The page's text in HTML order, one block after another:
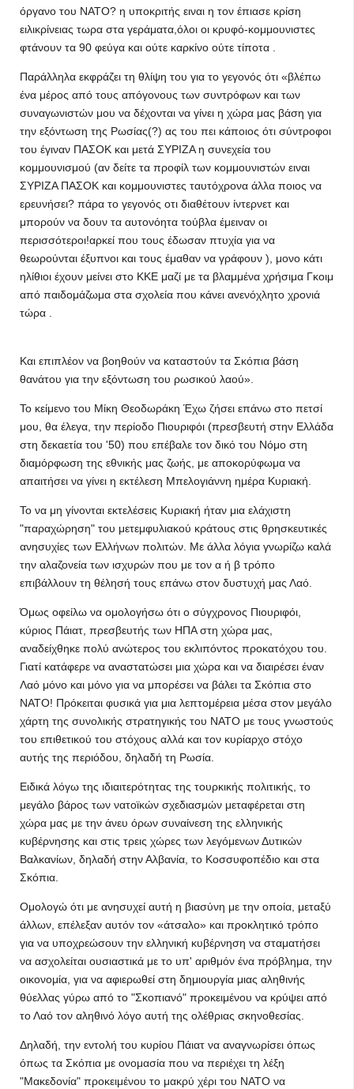
όργανο του ΝΑΤΟ? η υποκριτής ειναι η τον έπιασε κρίση
ειλικρίνειας τωρα στα γεράματα,όλοι οι κρυφό-κομμουνιστες
φτάνουν τα 90 φεύγα και ούτε καρκίνο ούτε τίποτα .
Παράλληλα εκφράζει τη θλίψη του για το γεγονός ότι «βλέπω
ένα μέρος από τους απόγονους των συντρόφων και των
συναγωνιστών μου να δέχονται να γίνει η χώρα μας βάση για
την εξόντωση της Ρωσίας(?) ας του πει κάποιος ότι σύντροφοι
του έγιναν ΠΑΣΟΚ και μετά ΣΥΡΙΖΑ η συνεχεία του
κομμουνισμού (αν δείτε τα προφίλ των κομμουνιστών ειναι
ΣΥΡΙΖΑ ΠΑΣΟΚ και κομμουνιστες ταυτόχρονα άλλα ποιος να
ερευνήσει? πάρα το γεγονός οτι διαθέτουν ίντερνετ και
μπορούν να δουν τα αυτονόητα τούβλα έμειναν οι
περισσότεροι!αρκεί που τους έδωσαν πτυχία για να
θεωρούνται έξυπνοι και τους έμαθαν να γράφουν ), μονο κάτι
ηλίθιοι έχουν μείνει στο ΚΚΕ μαζί με τα βλαμμένα χρήσιμα Γκοιμ
από παιδομάζωμα στα σχολεία που κάνει ανενόχλητο χρονιά
τώρα .
Και επιπλέον να βοηθούν να καταστούν τα Σκόπια βάση
θανάτου για την εξόντωση του ρωσικού λαού».
Το κείμενο του Μίκη Θεοδωράκη Έχω ζήσει επάνω στο πετσί
μου, θα έλεγα, την περίοδο Πιουριφόι (πρεσβευτή στην Ελλάδα
στη δεκαετία του '50) που επέβαλε τον δικό του Νόμο στη
διαμόρφωση της εθνικής μας ζωής, με αποκορύφωμα να
απαιτήσει να γίνει η εκτέλεση Μπελογιάννη ημέρα Κυριακή.
Το να μη γίνονται εκτελέσεις Κυριακή ήταν μια ελάχιστη
"παραχώρηση" του μετεμφυλιακού κράτους στις θρησκευτικές
ανησυχίες των Ελλήνων πολιτών. Με άλλα λόγια γνωρίζω καλά
την αλαζονεία των ισχυρών που με τον α ή β τρόπο
επιβάλλουν τη θέλησή τους επάνω στον δυστυχή μας Λαό.
Όμως οφείλω να ομολογήσω ότι ο σύγχρονος Πιουριφόι,
κύριος Πάιατ, πρεσβευτής των ΗΠΑ στη χώρα μας,
αναδείχθηκε πολύ ανώτερος του εκλιπόντος προκατόχου του.
Γιατί κατάφερε να αναστατώσει μια χώρα και να διαιρέσει έναν
Λαό μόνο και μόνο για να μπορέσει να βάλει τα Σκόπια στο
ΝΑΤΟ! Πρόκειται φυσικά για μια λεπτομέρεια μέσα στον μεγάλο
χάρτη της συνολικής στρατηγικής του ΝΑΤΟ με τους γνωστούς
του επιθετικού του στόχους αλλά και τον κυρίαρχο στόχο
αυτής της περιόδου, δηλαδή τη Ρωσία.
Ειδικά λόγω της ιδιαιτερότητας της τουρκικής πολιτικής, το
μεγάλο βάρος των νατοϊκών σχεδιασμών μεταφέρεται στη
χώρα μας με την άνευ όρων συναίνεση της ελληνικής
κυβέρνησης και στις τρεις χώρες των λεγόμενων Δυτικών
Βαλκανίων, δηλαδή στην Αλβανία, το Κοσσυφοπέδιο και στα
Σκόπια.
Ομολογώ ότι με ανησυχεί αυτή η βιασύνη με την οποία, μεταξύ
άλλων, επέλεξαν αυτόν τον «άτσαλο» και προκλητικό τρόπο
για να υποχρεώσουν την ελληνική κυβέρνηση να σταματήσει
να ασχολείται ουσιαστικά με το υπ' αριθμόν ένα πρόβλημα, την
οικονομία, για να αφιερωθεί στη δημιουργία μιας αληθινής
θύελλας γύρω από το "Σκοπιανό" προκειμένου να κρύψει από
το Λαό τον αληθινό λόγο αυτή της ολέθριας σκηνοθεσίας.
Δηλαδή, την εντολή του κυρίου Πάιατ να αναγνωρίσει όπως
όπως τα Σκόπια με ονομασία που να περιέχει τη λέξη
"Μακεδονία" προκειμένου το μακρύ χέρι του ΝΑΤΟ να